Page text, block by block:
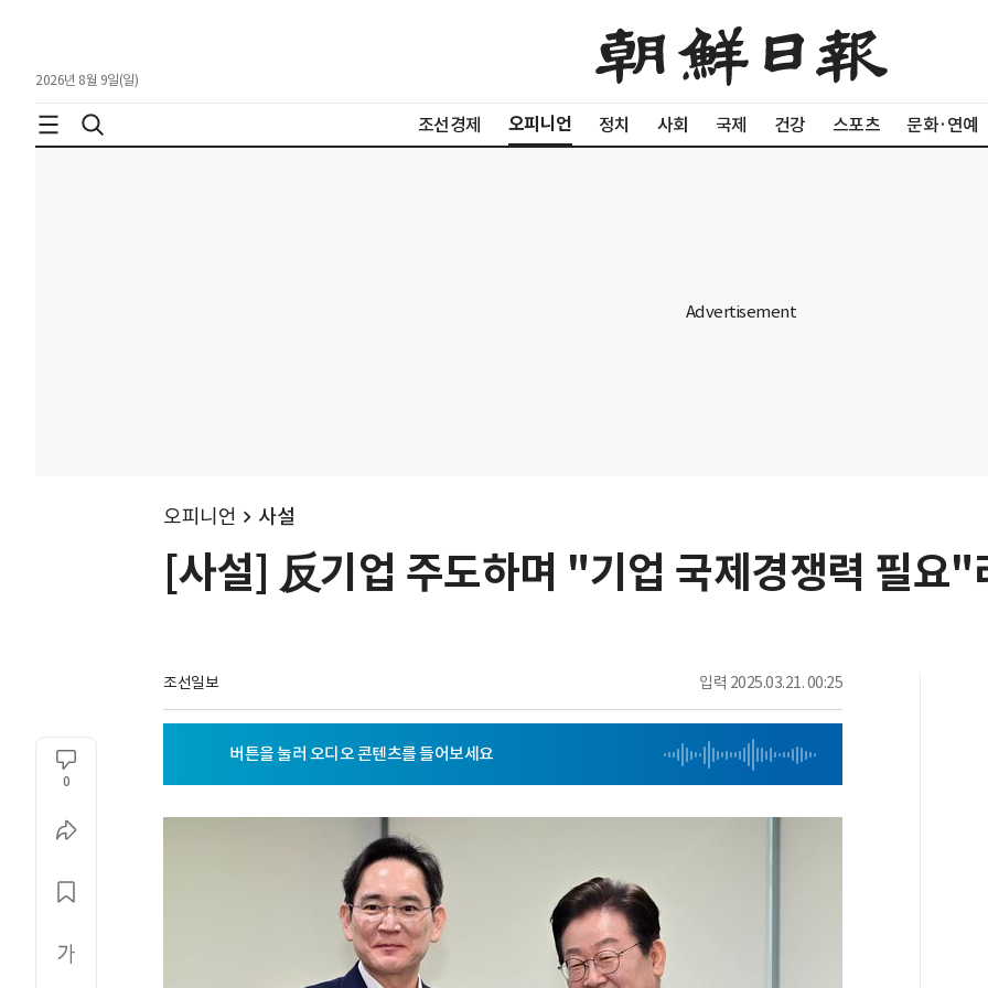
2026년 8월 9일(일)
조선경제 오피니언 정치 사회 국제 건강 스포츠 문화·연예
오피니언 사설
[사설] 反기업 주도하며 "기업 국제경쟁력 필요"
조선일보 입력 2025.03.21. 00:25
0